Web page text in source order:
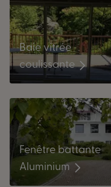
Baie vitrée
coulissante
Fenêtre battante
Aluminium